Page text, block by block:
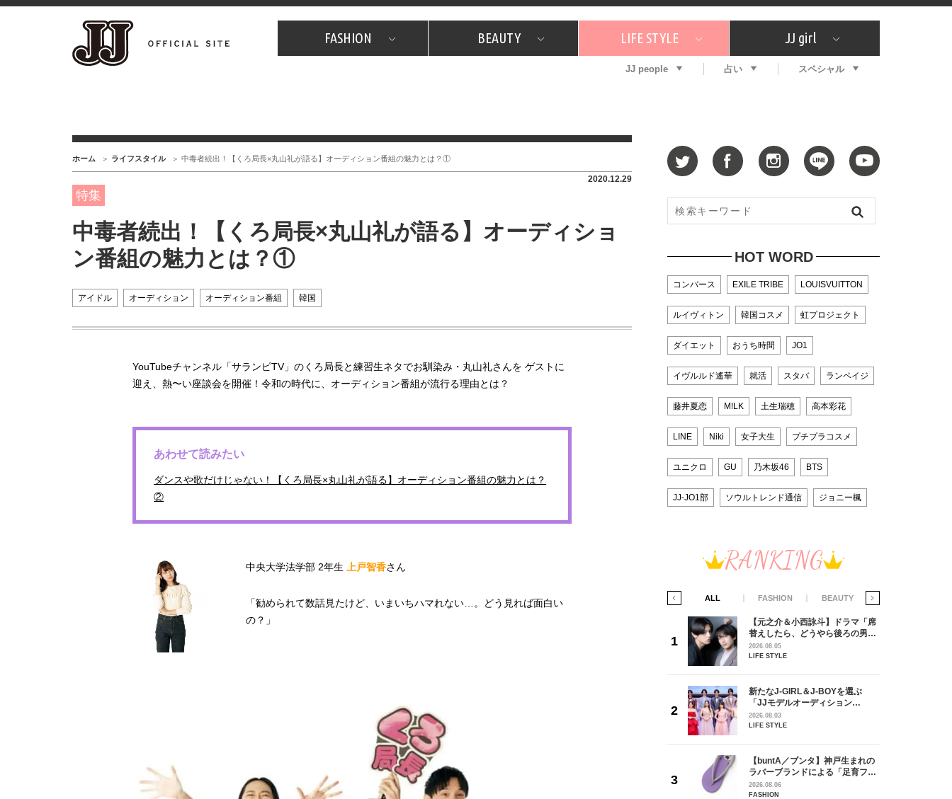
FASHION
JJスタッフの"それどこの"？ プチプラ プレゼント
BEAUTY
コスメ全部試してみた What's NEW？ 特集
LIFE STYLE
JJグルメガイド エンタメ プレゼント
恋愛
JJ girl
特集 おしゃラン！
JJ people 占い スペシャル
ホーム ライフスタイル 中毒者続出！【くろ局長×丸山礼が語る】オーディション番組の魅力とは？①
2020.12.29
特集
中毒者続出！【くろ局長×丸山礼が語る】オーディショ
ン番組の魅力とは？①
アイドル オーディション オーディション番組 韓国
YouTubeチャンネル「サランピTV」のくろ局長と練習生ネタでお馴染み・丸山礼さんを ゲストに
迎え、熱〜い座談会を開催！令和の時代に、オーディション番組が流行る理由とは？
あわせて読みたい
ダンスや歌だけじゃない！【くろ局長×丸山礼が語る】オーディション番組の魅力とは？
②
中央大学法学部 2年生 上戸智香さん
「勧められて数話見たけど、いまいちハマれない…。どう見れば面白い
の？」
HOT WORD
コンバース EXILE TRIBE LOUISVUITTON
ルイヴィトン 韓国コスメ 虹プロジェクト
ダイエット おうち時間 JO1
イヴルルド遙華 就活 スタバ ランペイジ
藤井夏恋 M!LK 土生瑞穂 高本彩花
LINE Niki 女子大生 プチプラコスメ
ユニクロ GU 乃木坂46 BTS
JJ-JO1部 ソウルトレンド通信 ジョニー楓
RANKING
ALL FASHION BEAUTY
コスメをCHECK
【J’s Picks】悲しい経験でたどり
着いた…J-BOY三上龍の手放せな
い“オールインワン”アイテム〈ビ
ューティ＆ファッション夏の必需
2026.08.05
BEAUTY
【元之介＆小西詠斗】ドラマ「席
替えしたら、どうやら後ろの男が
どうやら俺のこと好きらしい」放
送記念インタビュー♡ 「自然と詠
2026.08.05
LIFE STYLE
新たなJ-GIRL＆J-BOYを選ぶ
「JJモデルオーディション
2027」が募集開始！ 予選ブロッ
クは候補生の“魅力”を重視した
2026.08.03
LIFE STYLE
【buntA／ブンタ】神戸生まれの
ラバーブランドによる「足育フッ
トウェア」。伊勢丹新宿店でPOP-
UP開催中！
2026.08.06
FASHION